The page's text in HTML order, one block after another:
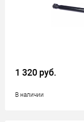
1 320 руб.
В наличии